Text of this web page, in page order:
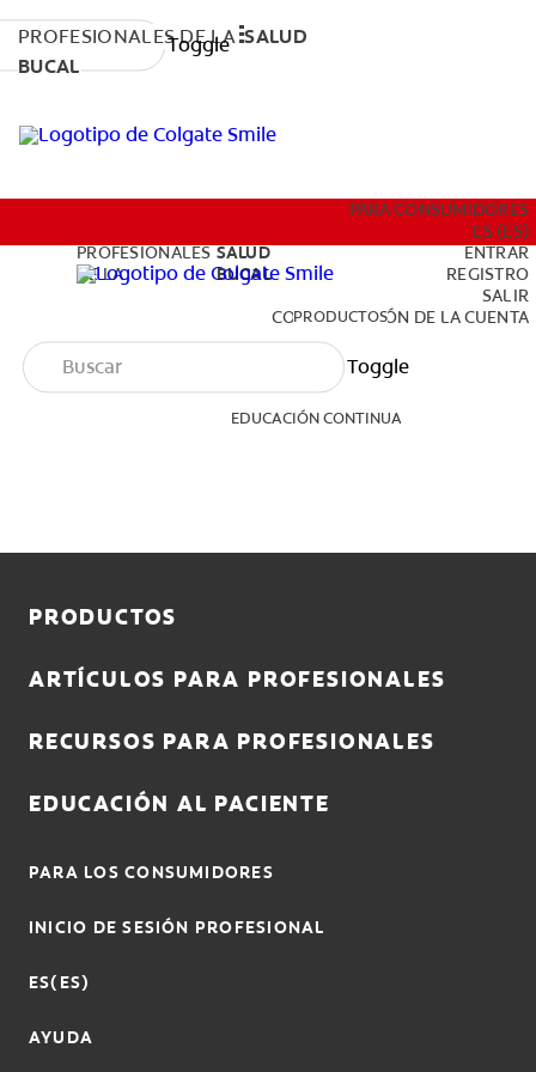
Toggle
EDUCACIÓN CONTINUA
PROFESIONALES DE LASALUD
BUCAL
PROFESIONALES
DE LA
SALUD
BUCAL
PARA CONSUMIDORES
ES (ES)
ENTRAR
REGISTRO
SALIR
CONFIGURACIÓN DE LA CUENTA
PRODUCTOS
EDUCACIÓN CONTINUA
Toggle
PRODUCTOS
ARTÍCULOS PARA PROFESIONALES
RECURSOS PARA PROFESIONALES
EDUCACIÓN AL PACIENTE
PARA LOS CONSUMIDORES
INICIO DE SESIÓN PROFESIONAL
ES(ES)
AYUDA